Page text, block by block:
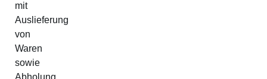
mit
Auslieferung
von
Waren
sowie